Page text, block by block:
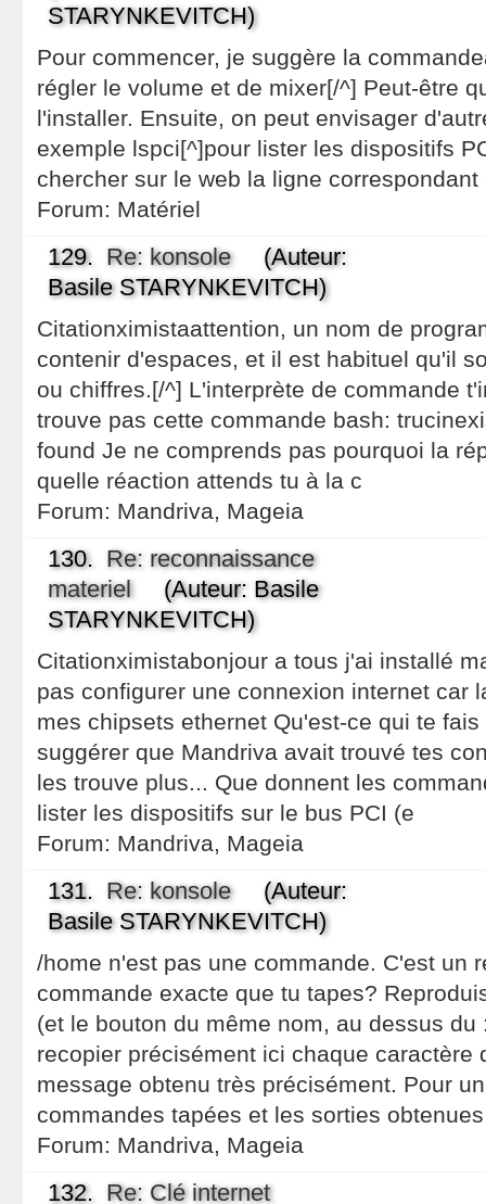
STARYNKEVITCH)
Pour commencer, je suggère la
régler le volume et de mixer[/^] Peut-être
l'installer. Ensuite, on peut envisager
exemple lspci[^]pour lister les dispositifs
chercher sur le web la ligne
Forum: Matériel
129. Re: konsole(Auteur:
Basile STARYNKEVITCH)
Citationximistaattention, un nom de
contenir d'espaces, et il est habituel qu'il
ou chiffres.[/^] L'interprète de commande
trouve pas cette commande bash:
found Je ne comprends pas pourquoi la
quelle réaction attends tu à la c
Forum: Mandriva, Mageia
130. Re: reconnaissance
materiel(Auteur: Basile
STARYNKEVITCH)
Citationximistabonjour a tous j'ai installé
pas configurer une connexion internet car
mes chipsets ethernet Qu'est-ce qui te
suggérer que Mandriva avait trouvé tes
les trouve plus... Que donnent les
lister les dispositifs sur le bus PCI (e
Forum: Mandriva, Mageia
131. Re: konsole(Auteur:
Basile STARYNKEVITCH)
/home n'est pas une commande. C'est un
commande exacte que tu tapes?
(et le bouton du même nom, au dessus
recopier précisément ici chaque caractère
message obtenu très précisément. Pour
commandes tapées et les sorties
Forum: Mandriva, Mageia
132. Re: Clé internet